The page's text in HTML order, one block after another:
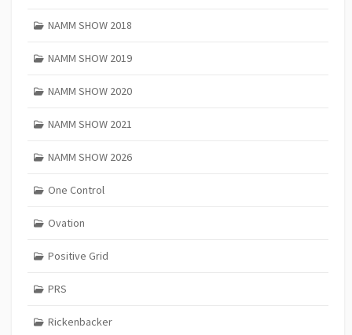
NAMM SHOW 2018
NAMM SHOW 2019
NAMM SHOW 2020
NAMM SHOW 2021
NAMM SHOW 2026
One Control
Ovation
Positive Grid
PRS
Rickenbacker